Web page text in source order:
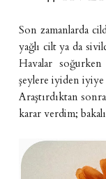
Son zamanlarda
yağlı cilt ya da
Havalar
şeylere iyiden
Araştırdıktan
karar verdim;